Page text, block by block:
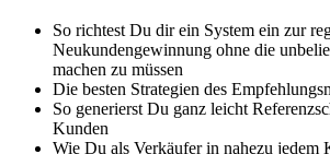
So richtest Du dir ein System ein zur
Neukundengewinnung ohne die
machen zu müssen
Die besten Strategien des
So generierst Du ganz leicht
Kunden
Wie Du als Verkäufer in nahezu jedem